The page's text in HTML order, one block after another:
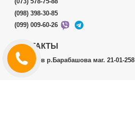
(098) 398-30-85
(099) 009-60-26
КОНТАКТЫ
г.Харьков р.Барабашова маг. 21-01-258